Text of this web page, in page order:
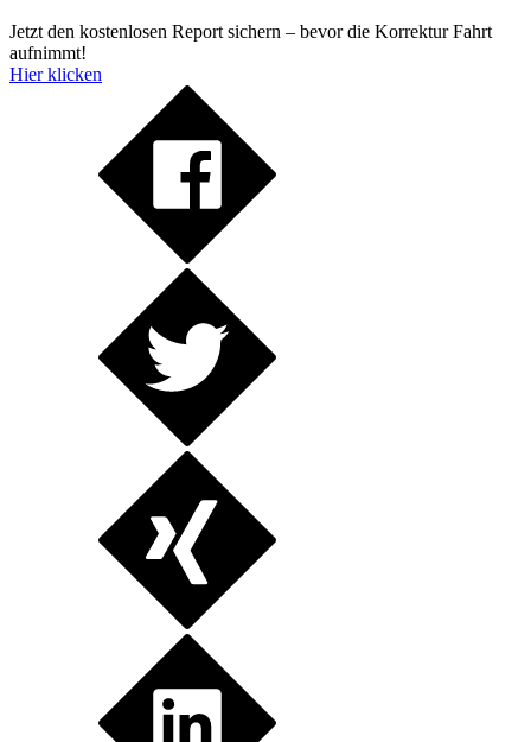
Jetzt den kostenlosen Report sichern – bevor die Korrektur Fahrt
aufnimmt!
Hier klicken